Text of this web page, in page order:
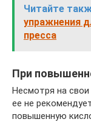
Читайте
упражнения
пресса
При
Несмотря на
ее не
повышенную